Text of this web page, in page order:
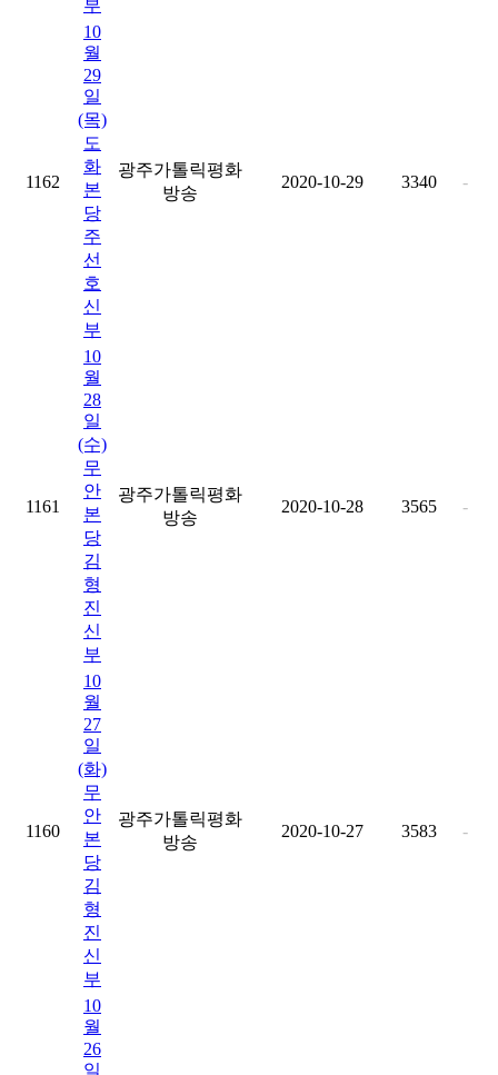
부
1162
10
월
29
일
(목)
도
화
본
당
주
선
호
신
부
광주가톨릭평화
방송
2020-10-29 3340 -
1161
10
월
28
일
(수)
무
안
본
당
김
형
진
신
부
광주가톨릭평화
방송
2020-10-28 3565 -
1160
10
월
27
일
(화)
무
안
본
당
김
형
진
신
부
광주가톨릭평화
방송
2020-10-27 3583 -
10
월
26
일